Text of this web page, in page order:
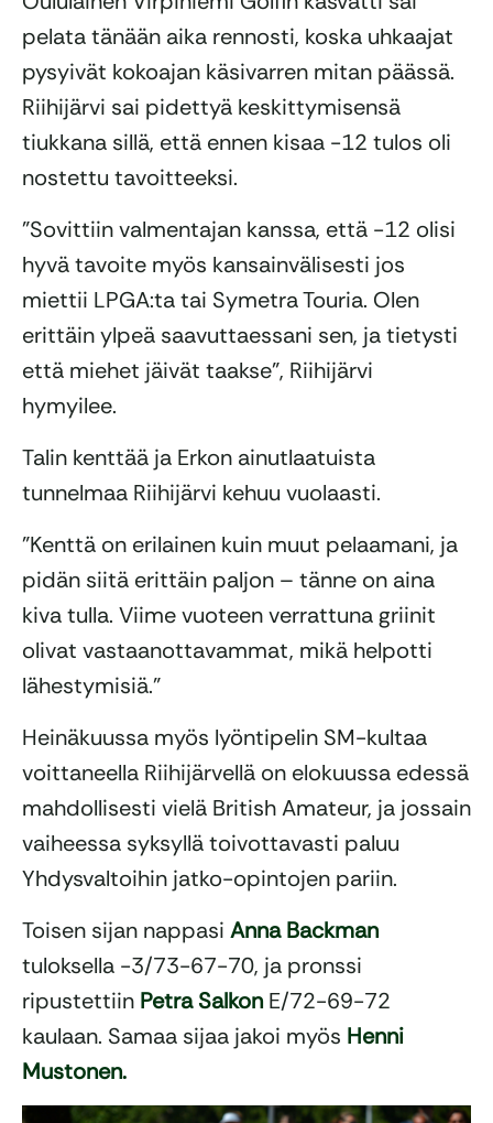
pelata tänään aika rennosti, koska uhkaajat
pysyivät kokoajan käsivarren mitan päässä.
Riihijärvi sai pidettyä keskittymisensä
tiukkana sillä, että ennen kisaa -12 tulos oli
nostettu tavoitteeksi.
”Sovittiin valmentajan kanssa, että -12 olisi
hyvä tavoite myös kansainvälisesti jos
miettii LPGA:ta tai Symetra Touria. Olen
erittäin ylpeä saavuttaessani sen, ja tietysti
että miehet jäivät taakse”, Riihijärvi
hymyilee.
Talin kenttää ja Erkon ainutlaatuista
tunnelmaa Riihijärvi kehuu vuolaasti.
”Kenttä on erilainen kuin muut pelaamani, ja
pidän siitä erittäin paljon – tänne on aina
kiva tulla. Viime vuoteen verrattuna griinit
olivat vastaanottavammat, mikä helpotti
lähestymisiä.”
Heinäkuussa myös lyöntipelin SM-kultaa
voittaneella Riihijärvellä on elokuussa edessä
mahdollisesti vielä British Amateur, ja jossain
vaiheessa syksyllä toivottavasti paluu
Yhdysvaltoihin jatko-opintojen pariin.
Toisen sijan nappasi Anna Backman
tuloksella -3/73-67-70, ja pronssi
ripustettiin Petra SalkonE/72-69-72
kaulaan. Samaa sijaa jakoi myös Henni
Mustonen.